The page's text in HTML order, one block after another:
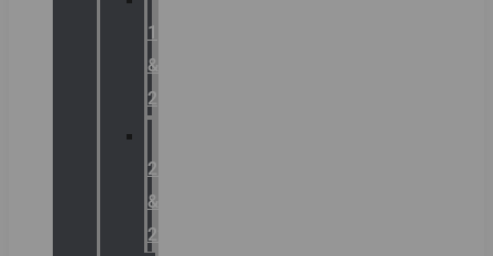
1
&
2
21
&
22